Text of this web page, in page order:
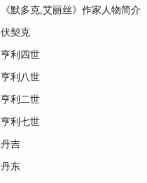
《默多克,艾丽丝》作家人物简介
伏契克
亨利四世
亨利八世
亨利二世
亨利七世
丹吉
丹东